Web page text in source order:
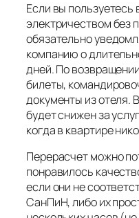
Если вы пользуетесь
электричеством без
обязательно
компанию о
дней. По
билеты,
документы из отеля.
будет снижен за
когда в квартире
Перерасчет можно
понравилось
если они не
СанПиН, либо их